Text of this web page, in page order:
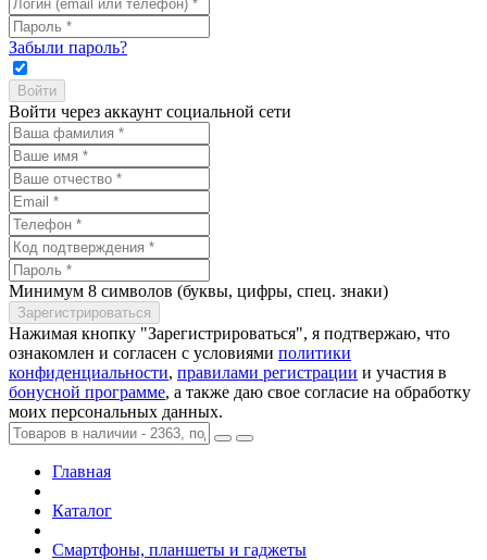
Забыли пароль?
Войти через аккаунт социальной сети
Минимум 8 символов (буквы, цифры, спец. знаки)
Нажимая кнопку "Зарегистрироваться", я подтвержаю, что
ознакомлен и согласен с условиями политики
конфиденциальности, правилами регистрации и участия в
бонусной программе, а также даю свое согласие на обработку
моих персональных данных.
Главная
Каталог
Смартфоны, планшеты и гаджеты